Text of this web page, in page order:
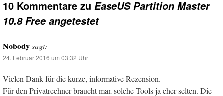
10 Kommentare zu EaseUS Partition Master
10.8 Free angetestet
Nobodysagt:
24. Februar 2016 um 03:32 Uhr
Vielen Dank für die kurze, informative Rezension.
Für den Privatrechner braucht man solche Tools ja eher selten. Die